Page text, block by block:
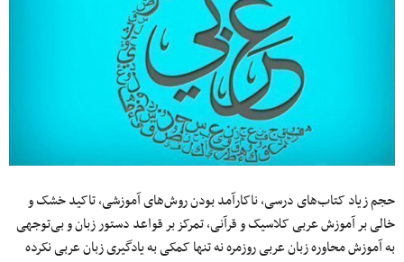
حجم زیاد کتاب‌های درسی، ناکارآمد بودن روش‌های آموزشی، تاکید خشک و
خالی بر آموزش عربی کلاسیک و قرآنی، تمرکز بر قواعد دستور زبان و بی‌توجهی
به آموزش محاوره زبان عربی روزمره نه تنها کمکی به یادگیری زبان عربی نکرده